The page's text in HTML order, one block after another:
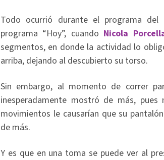
Todo ocurrió durante el programa
programa “Hoy”, cuando Nicola
segmentos, en donde la actividad lo
arriba, dejando al descubierto su torso.
Sin embargo, al momento de correr
inesperadamente mostró de más,
movimientos le causarían que su
de más.
Y es que en una toma se puede ver al